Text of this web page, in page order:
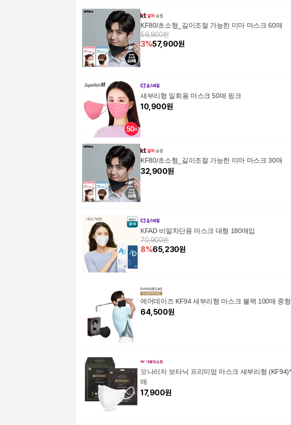
KF80/초소형_길이조절 가능한 미마 마스크 60매
59,900원
3%57,900원
새부리형 일회용 마스크 50매 핑크
10,900원
KF80/초소형_길이조절 가능한 미마 마스크 30매
32,900원
KFAD 비말차단용 마스크 대형 180매입
70,900원
8%65,230원
에어데이즈 KF94 새부리형 마스크 블랙 100매 중형
64,500원
모나리자 보타닉 프리미엄 마스크 새부리형 (KF94)*25
매
17,900원